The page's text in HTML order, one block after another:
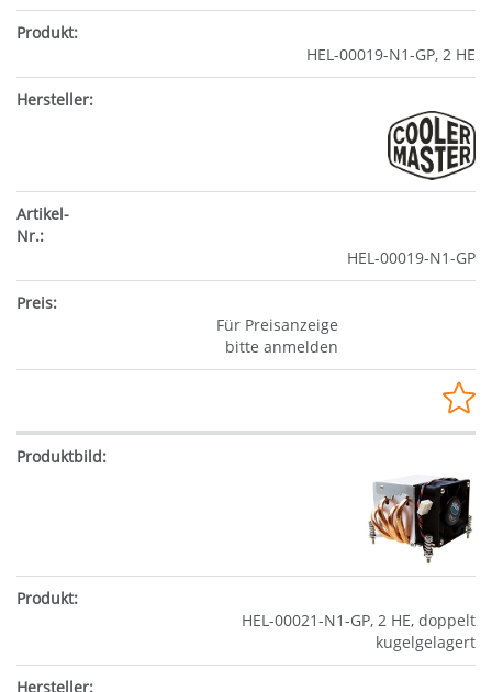
HEL-00019-N1-GP, 2 HE
HEL-00019-N1-GP
Für Preisanzeige
bitte anmelden
HEL-00021-N1-GP, 2 HE, doppelt
kugelgelagert